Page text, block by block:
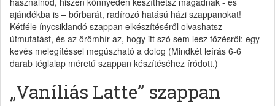
ajándékba is – bőrbarát, radírozó hatású házi szappanokat!
Kétféle ínycsiklandó szappan elkészítéséről olvashatsz
útmutatást, és az örömhír az, hogy itt szó sem lesz főzésről: egy
kevés melegítéssel megúszható a dolog (Mindkét leírás 6-6
darab téglalap méretű szappan készítéséhez íródott.)
„Vaníliás Latte” szappan